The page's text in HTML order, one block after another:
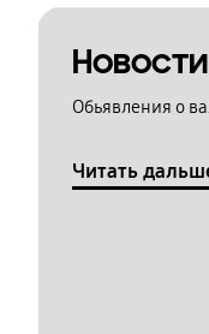
Обьявления о
Читать